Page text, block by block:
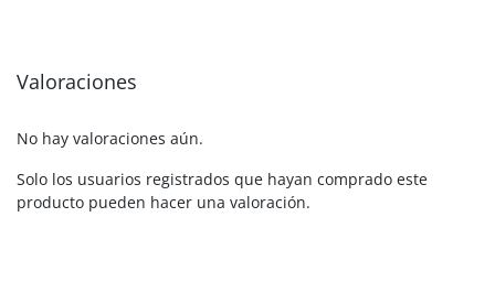
Valoraciones
No hay valoraciones aún.
Solo los usuarios registrados que hayan comprado este
producto pueden hacer una valoración.